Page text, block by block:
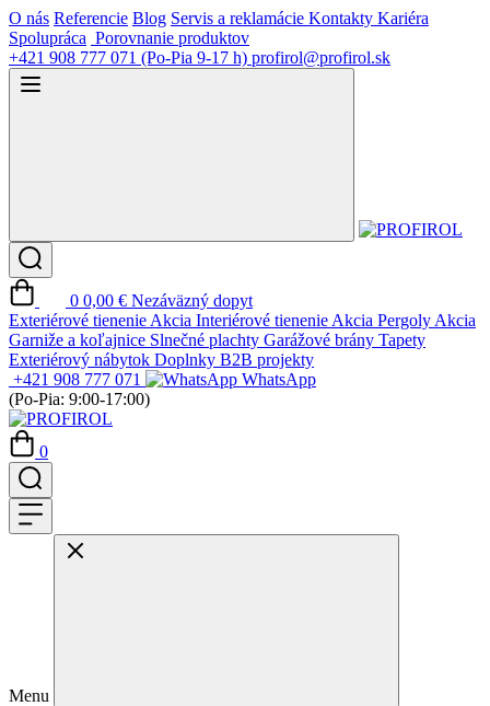
O nás Referencie Blog Servis a reklamácie Kontakty Kariéra
Spolupráca Porovnanie produktov
+421 908 777 071 (Po-Pia 9-17 h) profirol@profirol.sk
0 0,00 € Nezáväzný dopyt
Exteriérové tienenie Akcia Interiérové tienenie Akcia Pergoly Akcia
Garniže a koľajnice Slnečné plachty Garážové brány Tapety
Exteriérový nábytok Doplnky B2B projekty
+421 908 777 071
WhatsApp
(Po-Pia: 9:00-17:00)
0
Menu